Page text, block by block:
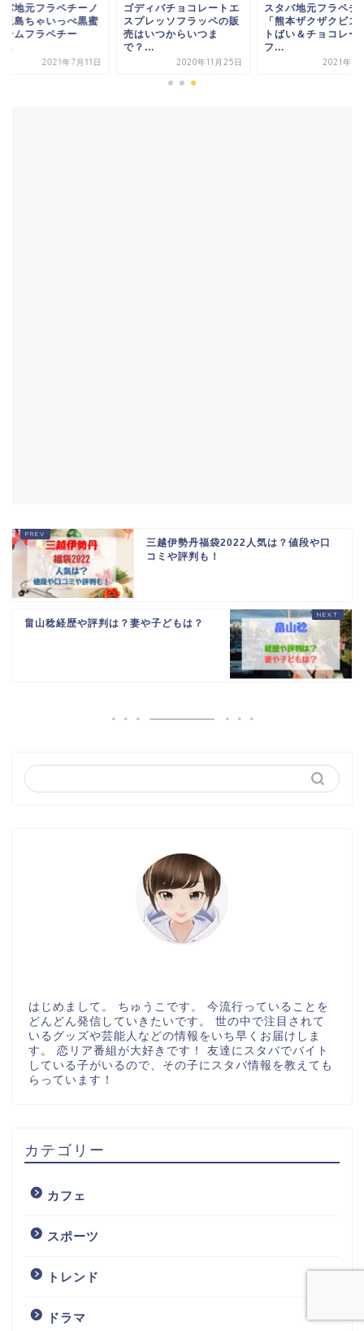
ィバチョコレートエ
レッソフラッペの販
いつからいつま
...
2020年11月25日
スタバ地元フラペチーノ
「熊本ザクザクビスケッ
トばい＆チョコレート
フ...
2021年7月10日
スタバ地元フラペチ
「鹿児島ちゃいっぺ
クリームフラペチー
ノ」...
2021年7
三越伊勢丹福袋2022人気は？値段や口
コミや評判も！
畠山稔経歴や評判は？妻や子どもは？
はじめまして。 ちゅうこです。 今流行っていることを
どんどん発信していきたいです。 世の中で注目されて
いるグッズや芸能人などの情報をいち早くお届けしま
す。 恋リア番組が大好きです！ 友達にスタバでバイト
している子がいるので、その子にスタバ情報を教えても
らっています！
カテゴリー
カフェ
スポーツ
トレンド
ドラマ